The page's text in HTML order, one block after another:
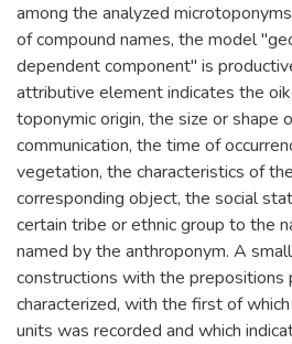
among the analyzed
of compound names, the model
dependent component" is
attributive element indicates the
toponymic origin, the size or
communication, the time of
vegetation, the characteristics of
corresponding object, the social
certain tribe or ethnic group to the
named by the anthroponym. A
constructions with the prepositions
characterized, with the first of
units was recorded and which